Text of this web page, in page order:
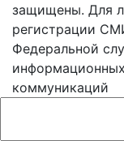
защищены. Для
регистрации
Федеральной
коммуникаций